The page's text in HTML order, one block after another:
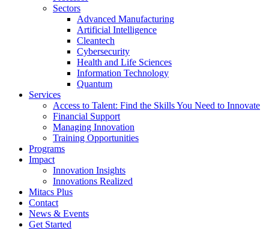
Sectors
Advanced Manufacturing
Artificial Intelligence
Cleantech
Cybersecurity
Health and Life Sciences
Information Technology
Quantum
Services
Access to Talent: Find the Skills You Need to Innovate
Financial Support
Managing Innovation
Training Opportunities
Programs
Impact
Innovation Insights
Innovations Realized
Mitacs Plus
Contact
News & Events
Get Started